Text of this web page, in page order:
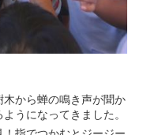
から蝉の鳴き声が聞か
うになってきました。